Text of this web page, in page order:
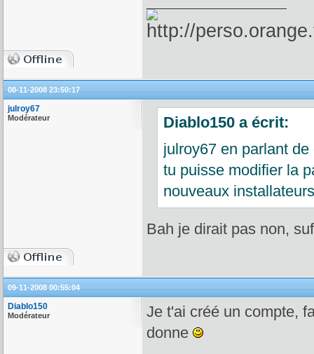
08-11-2008 23:50:17
julroy67
Modérateur
Diablo150 a écrit:
julroy67 en parlant
tu puisse modifier la
nouveaux installateurs
Bah je dirait pas non,
09-11-2008 00:55:04
Diablo150
Modérateur
Je t'ai créé un compte,
donne